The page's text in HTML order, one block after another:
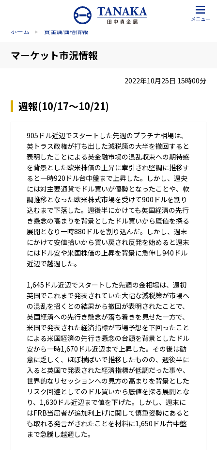
メニュー
ホーム 貴金属価格情報
マーケット市況情報
2022年10月25日 15時00分
週報(10/17～10/21)
905ドル近辺でスタートした先週のプラチナ相場は、
英トラス政権が打ち出した減税策の大半を撤回すると
表明したことによる英金融市場の混乱収束への期待感
を背景とした欧米株価の上昇に牽引され堅調に推移す
ると一時920ドル台中盤まで上昇した。しかし、週央
には対主要通貨でドル買いが優勢となったことや、軟
調推移となった欧米株式市場を受けて900ドルを割り
込むまで下落した。週後半にかけても英国経済の先行
き懸念の高まりを背景としたドル買いから底値を探る
展開となり一時880ドルを割り込んだ。しかし、週末
にかけて安値拾いから買い戻され反発を始めると週末
にはドル安や米国株価の上昇を背景に急伸し940ドル
近辺で越週した。
1,645ドル近辺でスタートした先週の金相場は、週初
英国でこれまで発表されていた大幅な減税策が市場へ
の混乱を招くとの結果から撤回が表明されたことで、
英国経済への先行き懸念が落ち着きを見せた一方で、
米国で発表された経済指標が市場予想を下回ったこと
による米国経済の先行き懸念の台頭を背景としたドル
安から一時1,670ドル近辺まで上昇した。その後は動
意に乏しく、ほぼ横ばいで推移したものの、週後半に
入ると英国で発表された経済指標が低調だった事や、
世界的なリセッションへの見方の高まりを背景とした
リスク回避としてのドル買いから底値を探る展開とな
り、1,630ドル近辺まで値を下げた。しかし、週末に
はFRB当局者が追加利上げに関して慎重姿勢にあると
も取れる発言がされたことを材料に1,650ドル台中盤
まで急騰し越週した。